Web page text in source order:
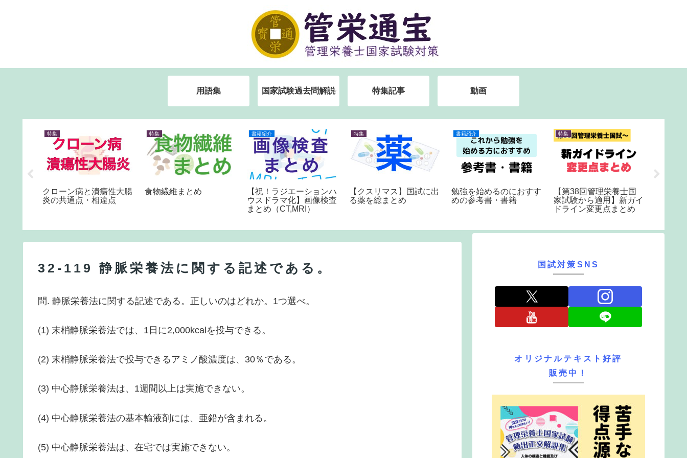
用語集 国家試験過去問解説 特集記事 動画
特集
クローン病と潰瘍性大腸
炎の共通点・相違点
特集
食物繊維まとめ
書籍紹介
【祝！ラジエーションハ
ウスドラマ化】画像検査
まとめ（CT,MRI）
特集
【クスリマス】国試に出
る薬を総まとめ
書籍紹介
勉強を始めるのにおすす
めの参考書・書籍
特集
【第38回管理栄養士国
家試験から適用】新ガイ
ドライン変更点まとめ
32-119 静脈栄養法に関する記述である。
問. 静脈栄養法に関する記述である。正しいのはどれか。1つ選べ。
(1) 末梢静脈栄養法では、1日に2,000kcalを投与できる。
(2) 末梢静脈栄養法で投与できるアミノ酸濃度は、30％である。
(3) 中心静脈栄養法は、1週間以上は実施できない。
(4) 中心静脈栄養法の基本輸液剤には、亜鉛が含まれる。
(5) 中心静脈栄養法は、在宅では実施できない。
国試対策SNS
オリジナルテキスト好評
販売中！